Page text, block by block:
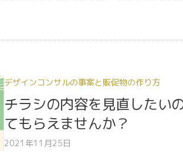
デザインコンサルの事案と販促物の作り方
チラシの内容を見直したい
てもらえませんか？
2021年11月25日